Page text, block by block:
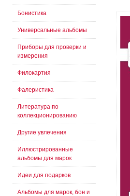
Бонистика
Универсальные альбомы
Приборы для проверки и
измерения
Филокартия
Фалеристика
Литература по
коллекционированию
Другие увлечения
Иллюстрированные
альбомы для марок
Идеи для подарков
Альбомы для марок, бон и